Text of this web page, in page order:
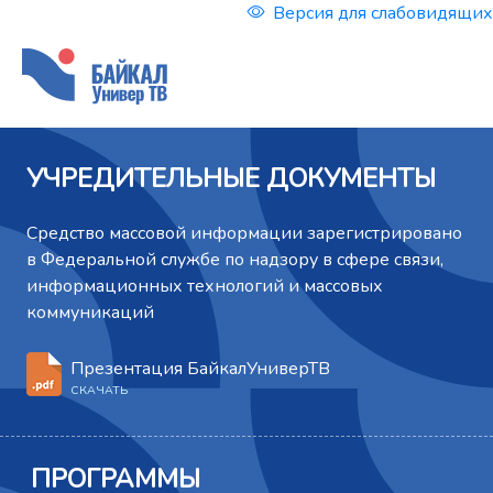
Версия для слабовидящих
УЧРЕДИТЕЛЬНЫЕ ДОКУМЕНТЫ
Cредство массовой информации зарегистрировано
в Федеральной службе по надзору в сфере связи,
информационных технологий и массовых
коммуникаций
Презентация БайкалУниверТВ
СКАЧАТЬ
ПРОГРАММЫ